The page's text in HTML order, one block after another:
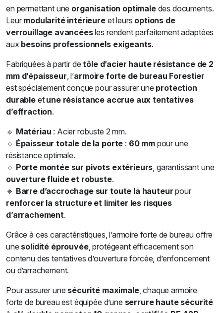
en permettant une organisation optimaledes documents.
Leur modularité intérieureet leurs options de
verrouillage avancéesles rendent parfaitement adaptées
aux besoins professionnels exigeants.
Fabriquées à partir detôle d’acier haute résistance de 2
mm d’épaisseur , l’armoire forte de bureau Forestier
est spécialement conçue pour assurer une protection
durableet une résistance accrue aux tentatives
d’effraction.
🔹 Matériau : Acier robuste 2 mm.
🔹 Épaisseur totale de la porte : 60 mmpour une
résistance optimale.
🔹 Porte montée sur pivots extérieurs , garantissant une
ouverture fluide et robuste.
🔹 Barre d’accrochage sur toute la hauteur pour
renforcer la structure et limiter les risques
d’arrachement.
Grâce à ces caractéristiques, l’armoire forte de bureau offre
une solidité éprouvée, protégeant efficacement son
contenu des tentatives d’ouverture forcée, d’enfoncement
ou d’arrachement.
Pour assurer une sécurité maximale, chaque armoire
forte de bureau est équipée d’une serrure haute sécurité